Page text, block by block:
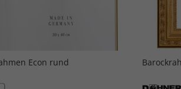
Econ rund